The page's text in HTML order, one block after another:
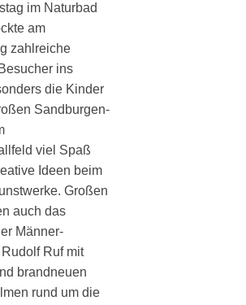
im Naturbad
am
zahlreiche
ins
die Kinder
Sandburgen-
viel Spaß
Ideen beim
Großen
auch das
Männer-
Ruf mit
brandneuen
rund um die